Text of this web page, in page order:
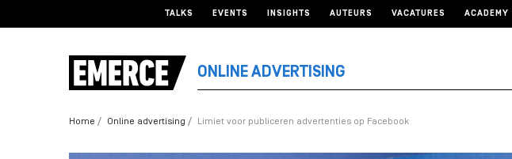
TALKS EVENTS INSIGHTS AUTEURS VACATURES ACADEMY
ONLINE ADVERTISING
Home Online advertising Limiet voor publiceren advertenties op Facebook